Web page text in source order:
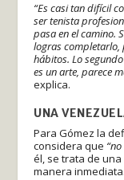
“Es casi tan difícil
ser tenista
pasa en el camino.
logras completarlo,
hábitos. Lo
es un arte, parece
explica.
UNA
Para Gómez la
considera que
él, se trata de
manera inmediata.